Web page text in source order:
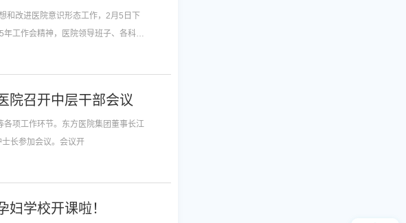
和改进医院意识形态工作，2月5日下
工作会精神，医院领导班子、各科室
召开中层干部会议
项工作环节。东方医院集团董事长江
长参加会议。会议开
学校开课啦！